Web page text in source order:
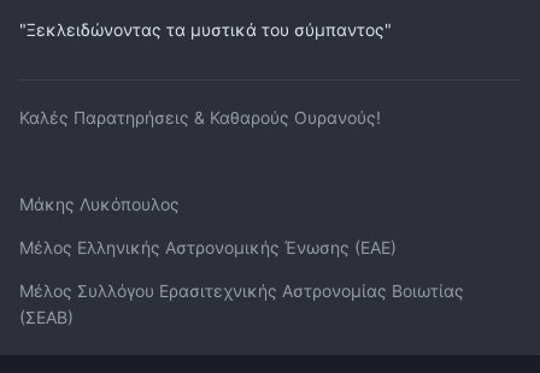
"Ξεκλειδώνοντας τα μυστικά του σύμπαντος"
Καλές Παρατηρήσεις & Καθαρούς Ουρανούς!
Μάκης Λυκόπουλος
Μέλος Ελληνικής Αστρονομικής Ένωσης (ΕΑΕ)
Μέλος Συλλόγου Ερασιτεχνικής Αστρονομίας Βοιωτίας
(ΣΕΑΒ)